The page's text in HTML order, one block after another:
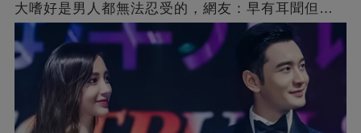
大嗜好是男人都無法忍受的，網友：早有耳聞但想
不到那麼嚴重！